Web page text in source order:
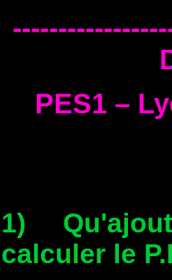
PES1 –
1)
calculer le